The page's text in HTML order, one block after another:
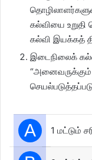
கல்வியை
கல்வி இயக்கத்
இடைநிலைக்
A 1 மட்டும்